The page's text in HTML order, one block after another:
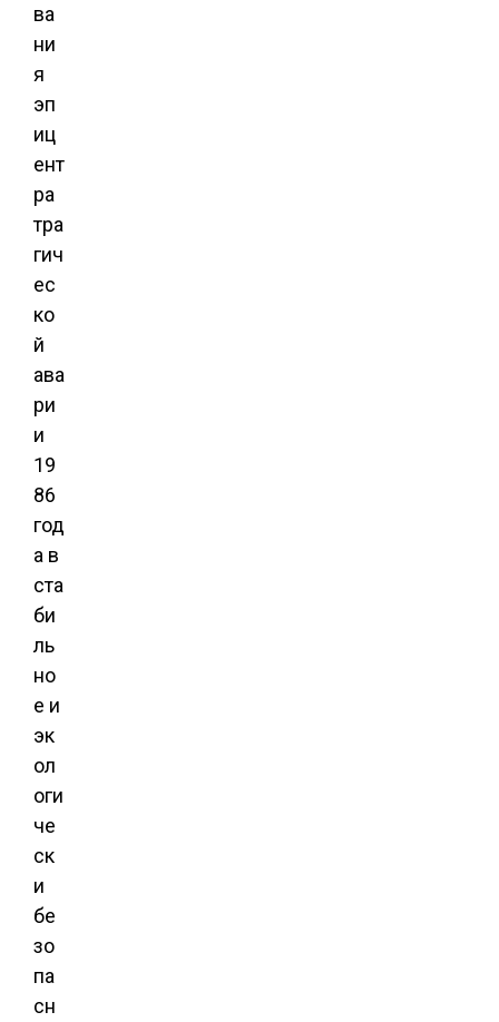
ва
ни
я
эп
иц
ент
ра
тра
гич
ес
ко
й
ава
ри
и
19
86
год
а в
ста
би
ль
но
е и
эк
ол
оги
че
ск
и
бе
зо
па
сн